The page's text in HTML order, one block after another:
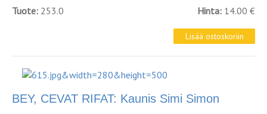
Tuote: 253.0 Hinta: 14.00 €
BEY, CEVAT RIFAT: Kaunis Simi Simon